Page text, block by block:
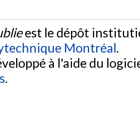
est le dépôt
Montréal.
à l'aide du
.